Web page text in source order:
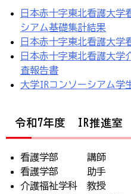
日本赤十字東北看護大
シアム基礎集計結果
日本赤十字東北看護大
日本赤十字東北看護大
査報告書
大学IRコンソーシアム学
令和7年度 IR推進室
看護学部 講師 佐
看護学部 助手
介護福祉学科 教授